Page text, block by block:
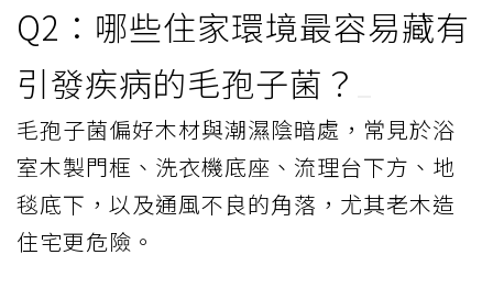
Q2：哪些住家環境最容易藏有
引發疾病的毛孢子菌？
毛孢子菌偏好木材與潮濕陰暗處，常見於浴
室木製門框、洗衣機底座、流理台下方、地
毯底下，以及通風不良的角落，尤其老木造
住宅更危險。